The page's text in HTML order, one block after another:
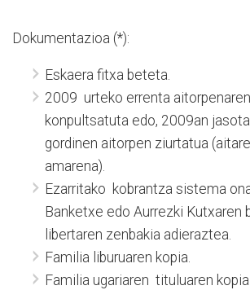
Dokumentazioa (*):
Eskaera fitxa beteta.
2009 urteko errenta
konpultsatuta edo, 2009an
gordinen aitorpen ziurtatua
amarena).
Ezarritako kobrantza sistema
Banketxe edo Aurrezki Kutxaren
libertaren zenbakia adieraztea.
Familia liburuaren kopia.
Familia ugariaren tituluaren